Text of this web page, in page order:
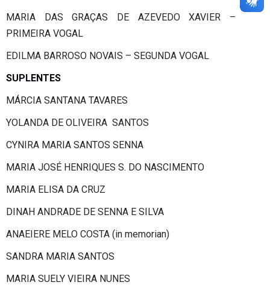
MARIA DAS GRAÇAS DE AZEVEDO XAVIER –
PRIMEIRA VOGAL
EDILMA BARROSO NOVAIS – SEGUNDA VOGAL
SUPLENTES
MÁRCIA SANTANA TAVARES
YOLANDA DE OLIVEIRA SANTOS
CYNIRA MARIA SANTOS SENNA
MARIA JOSÉ HENRIQUES S. DO NASCIMENTO
MARIA ELISA DA CRUZ
DINAH ANDRADE DE SENNA E SILVA
ANAEIERE MELO COSTA (in memorian)
SANDRA MARIA SANTOS
MARIA SUELY VIEIRA NUNES